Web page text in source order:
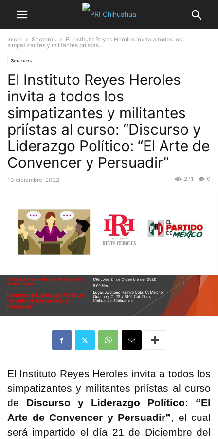
Inicio Sectores
El Instituto Reyes Heroles invita a todos los
simpatizantes y militantes priístas...
Sectores
El Instituto Reyes Heroles
invita a todos los
simpatizantes y militantes
priístas al curso: “Discurso y
Liderazgo Político: “El Arte de
Convencer y Persuadir”
10 diciembre, 2022 0
271
El Instituto Reyes Heroles invita a todos los
simpatizantes y militantes priístas al curso
de Discurso y Liderazgo Político: “El
Arte de Convencer y Persuadir”, el cual
será impartido el día 21 de Diciembre del